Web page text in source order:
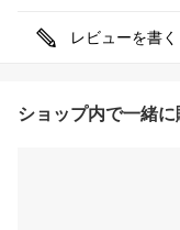
レビューを書く
ショップ内で一緒